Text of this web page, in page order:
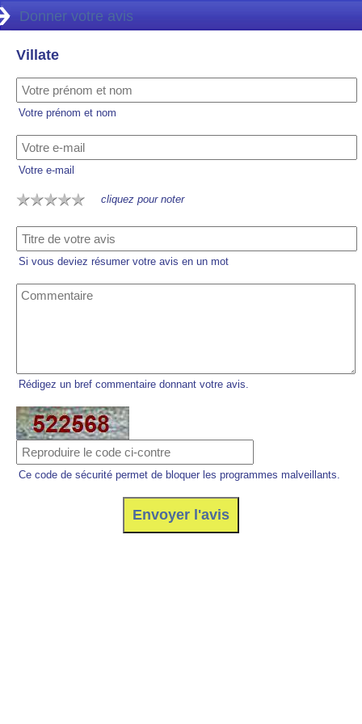
Donner votre avis
Villate
Votre prénom et nom
Votre e-mail
cliquez pour noter
Si vous deviez résumer votre avis en un mot
Rédigez un bref commentaire donnant votre avis.
Ce code de sécurité permet de bloquer les programmes malveillants.